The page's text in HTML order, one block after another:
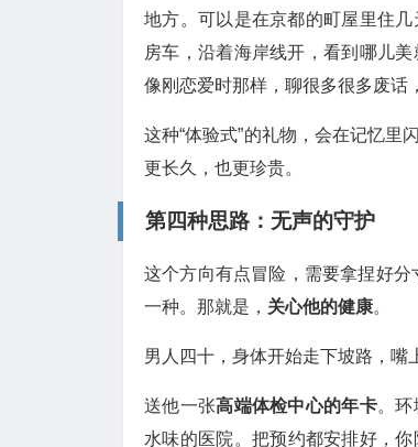
地方。可以是在京都的町屋里住
房车，沿着海岸线开，看到哪儿
像刚恋爱时那样，聊很多很多废话
这种“体验式”的礼物，会在记忆里
更长久，也更珍贵。
第四种思路：无声的守护
这个方向有点冒险，需要拿捏好分
一种。那就是， 关心他的健康。
男人四十，身体开始走下坡路，嘴
送他一张高端体检中心的年卡。
水味的医院。把预约都安排好，